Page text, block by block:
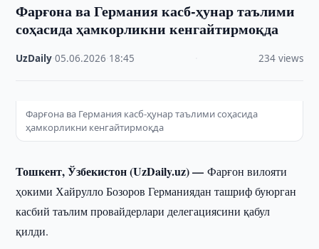
Фарғона ва Германия касб-ҳунар таълими
соҳасида ҳамкорликни кенгайтирмоқда
UzDaily ·05.06.2026 18:45 234 views
Фарғона ва Германия касб-ҳунар таълими соҳасида
ҳамкорликни кенгайтирмоқда
Тошкент, Ўзбекистон (UzDaily.uz) —Фарғон вилояти
ҳокими Хайрулло Бозоров Германиядан ташриф буюрган
касбий таълим провайдерлари делегациясини қабул
қилди.